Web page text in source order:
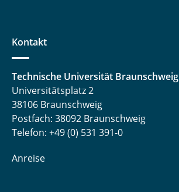
Kontakt
Technische Universität Braunschweig
Universitätsplatz 2
38106 Braunschweig
Postfach: 38092 Braunschweig
Telefon: +49 (0) 531 391-0
Anreise